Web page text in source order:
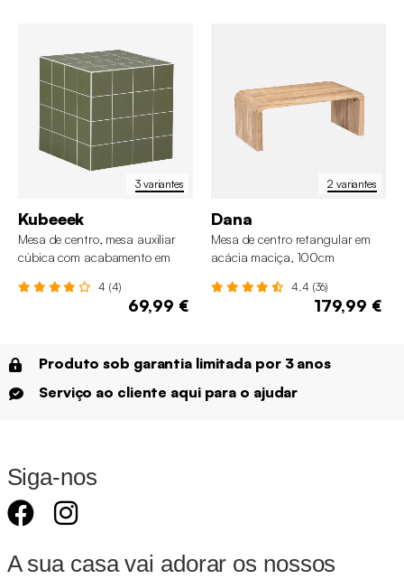
3 variantes
Kubeeek
Mesa de centro, mesa auxiliar
cúbica com acabamento em
4 (4)
69,99 €
2 variantes
Dana
Mesa de centro retangular em
acácia maciça, 100cm
4.4 (36)
179,99 €
Produto sob garantia limitada por 3 anos
Serviço ao cliente aqui para o ajudar
Siga-nos
A sua casa vai adorar os nossos